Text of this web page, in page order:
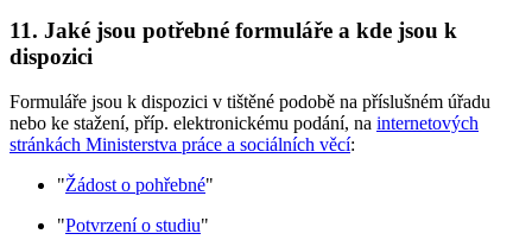
11. Jaké jsou potřebné formuláře a kde jsou k
dispozici
Formuláře jsou k dispozici v tištěné podobě na příslušném úřadu
nebo ke stažení, příp. elektronickému podání, na internetových
stránkách Ministerstva práce a sociálních věcí:
"Žádost o pohřebné"
"Potvrzení o studiu"